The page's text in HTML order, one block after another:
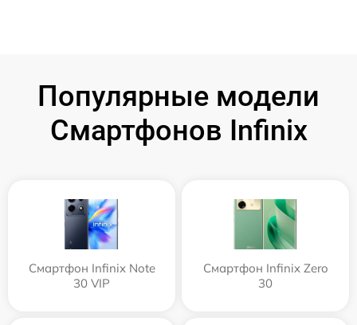
Популярные модели
Смартфонов Infinix
Смартфон Infinix Note
30 VIP
Смартфон Infinix Zero
30